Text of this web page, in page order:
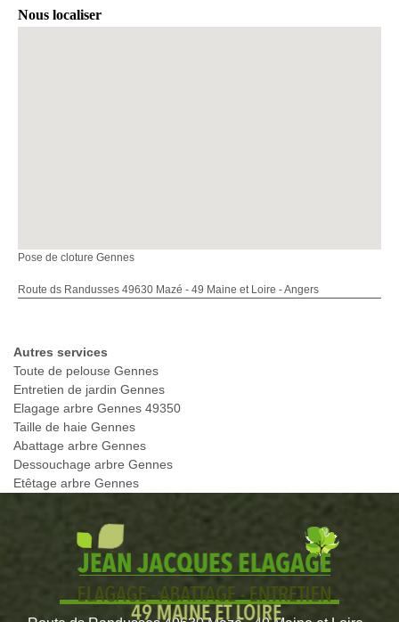
Nous localiser
Pose de cloture Gennes
Route ds Randusses 49630 Mazé - 49 Maine et Loire - Angers
Autres services
Toute de pelouse Gennes
Entretien de jardin Gennes
Elagage arbre Gennes 49350
Taille de haie Gennes
Abattage arbre Gennes
Dessouchage arbre Gennes
Etêtage arbre Gennes